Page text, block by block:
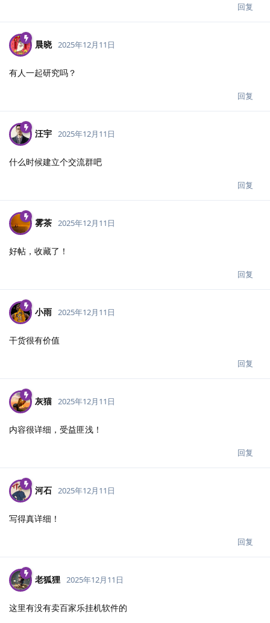
回复
晨晓 2025年12月11日
有人一起研究吗？
回复
汪宇 2025年12月11日
什么时候建立个交流群吧
回复
雾茶 2025年12月11日
好帖，收藏了！
回复
小雨 2025年12月11日
干货很有价值
回复
灰猫 2025年12月11日
内容很详细，受益匪浅！
回复
河石 2025年12月11日
写得真详细！
回复
老狐狸 2025年12月11日
这里有没有卖百家乐挂机软件的